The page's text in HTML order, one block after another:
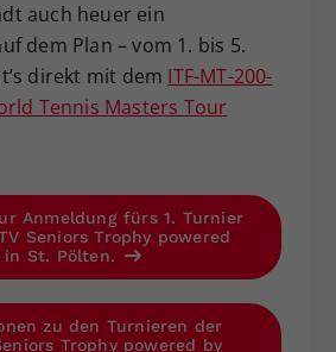
auch heuer ein
dem Plan – vom 1. bis 5.
direkt mit dem ITF-MT-200-
Tennis Masters Tour
Anmeldung fürs 1. Turnier
Seniors Trophy powered
in St. Pölten.
zu den Turnieren der
Trophy powered by